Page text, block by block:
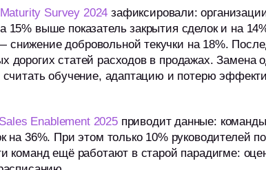
Survey 2024 зафиксировали:
15% выше показатель закрытия сделок и на
добровольной текучки на 18%.
дорогих статей расходов в продажах. Замена
обучение, адаптацию и потерю
Enablement 2025приводит данные: команды
на 36%. При этом только 10% руководителей
команд ещё работают в старой парадигме: